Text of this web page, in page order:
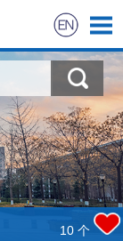
10 个